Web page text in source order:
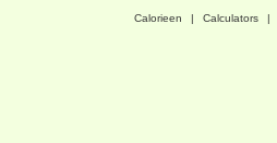
Calorieen | Calculators |